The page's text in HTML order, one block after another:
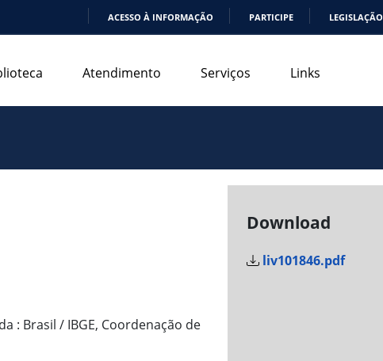
ACESSO À INFORMAÇÃO PARTICIPE LEGISLAÇÃO
Atendimento Serviços Links
: Brasil / IBGE, Coordenação de
Download
liv101846.pdf